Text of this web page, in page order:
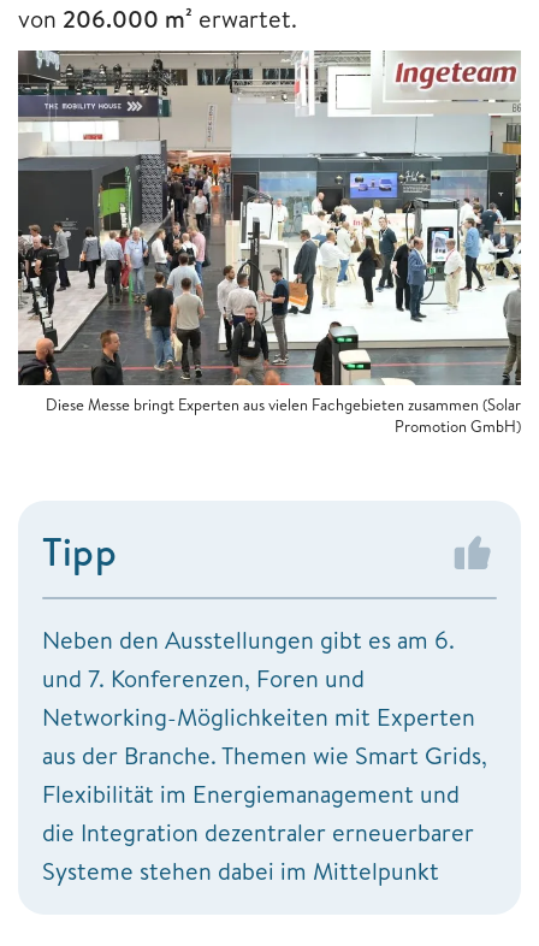
von 206.000 m² erwartet.
Diese Messe bringt Experten aus vielen Fachgebieten zusammen (Solar
Promotion GmbH)
Tipp
Neben den Ausstellungen gibt es am 6.
und 7. Konferenzen, Foren und
Networking-Möglichkeiten mit Experten
aus der Branche. Themen wie Smart Grids,
Flexibilität im Energiemanagement und
die Integration dezentraler erneuerbarer
Systeme stehen dabei im Mittelpunkt